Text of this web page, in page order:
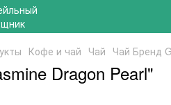
Кофе и чай Чай Чай Бренд
Dragon Pearl"